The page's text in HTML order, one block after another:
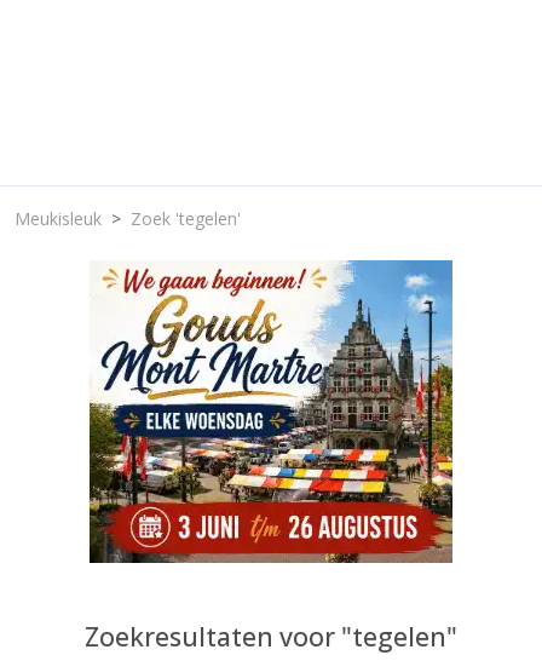
Meukisleuk Zoek 'tegelen'
Zoekresultaten voor "tegelen"